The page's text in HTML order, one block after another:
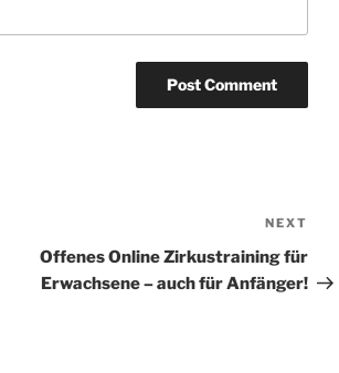
Post
NEXT
Offenes Online Zirkustraining für
Erwachsene – auch für Anfänger!